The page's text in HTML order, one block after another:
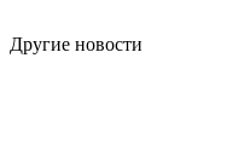
Другие новости